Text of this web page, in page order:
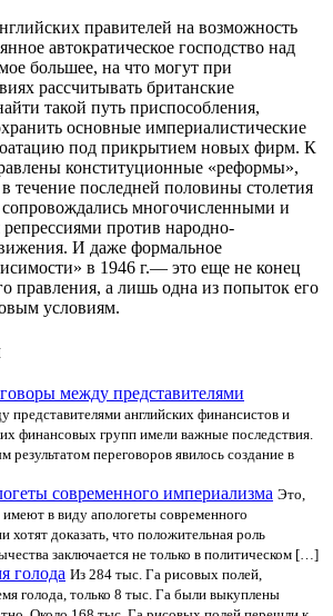
правителей на возможность
автократическое господство над
большее, на что могут при
рассчитывать британские
такой путь приспособления,
основные империалистические
под прикрытием новых фирм. К
конституционные «реформы»,
течение последней половины столетия
сопровождались многочисленными и
против народно-
И даже формальное
в 1946 г.— это еще не конец
правления, а лишь одна из попыток его
условиям.
между представителями
представителями английских финансистов и
финансовых групп имели важные последствия.
результатом переговоров явилось создание в
современного империализма Это,
имеют в виду апологеты современного
хотят доказать, что положительная роль
заключается не только в политическом […]
голода Из 284 тыс. Га рисовых полей,
голода, только 8 тыс. Га были выкуплены